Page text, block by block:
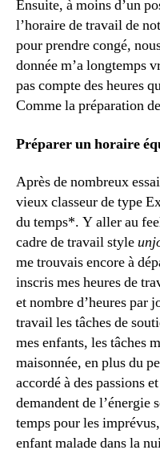
Ensuite, à moins d’un
l’horaire de travail de
pour prendre congé,
donnée m’a longtemps
pas compte des heures
Comme la préparation
Préparer un horaire
Après de nombreux
vieux classeur de type
du temps*. Y aller au
cadre de travail style
me trouvais encore à
inscris mes heures de
et nombre d’heures par
travail les tâches de
mes enfants, les tâches
maisonnée, en plus du
accordé à des passions
demandent de l’énergie
temps pour les
enfant malade dans la